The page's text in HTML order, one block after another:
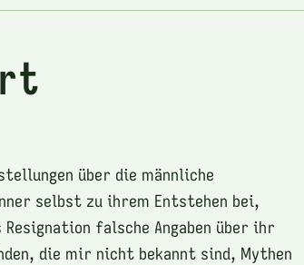
über die männliche
selbst zu ihrem Entstehen bei,
falsche Angaben über ihr
die mir nicht bekannt sind, Mythen